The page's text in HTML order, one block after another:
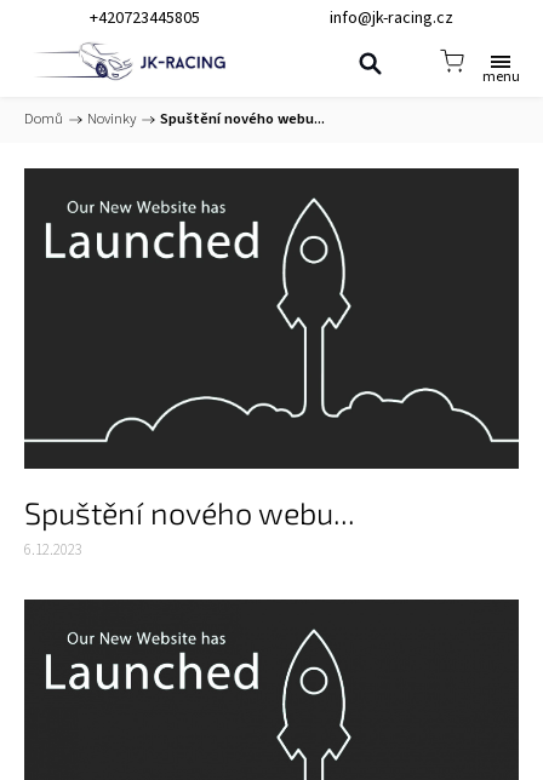
+420723445805 info@jk-racing.cz
Domů / Novinky / Spuštění nového webu...
Spuštění nového webu...
6.12.2023